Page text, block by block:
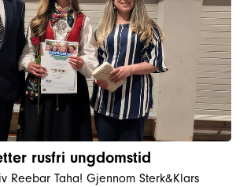
rusfri ungdomstid
Reebar Taha! Gjennom Sterk&Klars